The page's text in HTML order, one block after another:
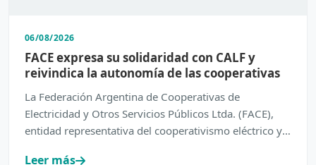
06/08/2026
FACE expresa su solidaridad con CALF y
reivindica la autonomía de las cooperativas
La Federación Argentina de Cooperativas de
Electricidad y Otros Servicios Públicos Ltda. (FACE),
entidad representativa del cooperativismo eléctrico y
Leer más